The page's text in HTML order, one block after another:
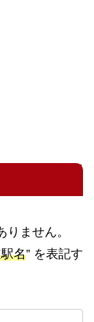
ません。
名” を表記す